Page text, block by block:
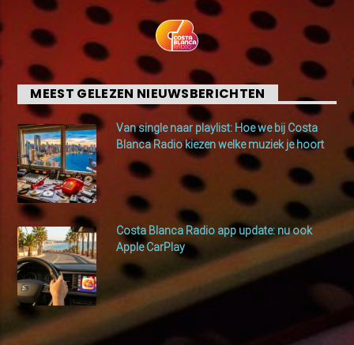
MEEST GELEZEN NIEUWSBERICHTEN
Van single naar playlist: Hoe we bij Costa
Blanca Radio kiezen welke muziek je hoort
Costa Blanca Radio app update: nu ook
Apple CarPlay